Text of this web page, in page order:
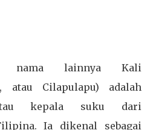
nama lainnya Kali
atau Cilapulapu) adalah
kepala suku dari
Ia dikenal sebagai